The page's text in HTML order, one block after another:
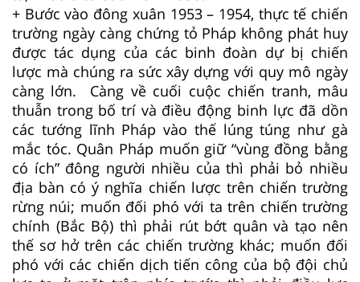
+ Bước vào đông xuân 1953 – 1954, thực tế chiến
trường ngày càng chứng tỏ Pháp không phát huy
được tác dụng của các binh đoàn dự bị chiến
lược mà chúng ra sức xây dựng với quy mô ngày
càng lớn. Càng về cuối cuộc chiến tranh, mâu
thuẫn trong bố trí và điều động binh lực đã dồn
các tướng lĩnh Pháp vào thế lúng túng như gà
mắc tóc. Quân Pháp muốn giữ “vùng đồng bằng
có ích” đông người nhiều của thì phải bỏ nhiều
địa bàn có ý nghĩa chiến lược trên chiến trường
rừng núi; muốn đối phó với ta trên chiến trường
chính (Bắc Bộ) thì phải rút bớt quân và tạo nên
thế sơ hở trên các chiến trường khác; muốn đối
phó với các chiến dịch tiến công của bộ đội chủ